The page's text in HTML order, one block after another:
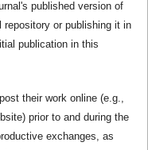
published version of
or publishing it in
publication in this
their work online (e.g.,
prior to and during the
exchanges, as